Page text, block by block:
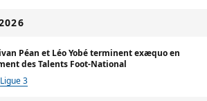
Péan et Léo Yobé terminent exæquo en
des Talents Foot-National
Ligue 3